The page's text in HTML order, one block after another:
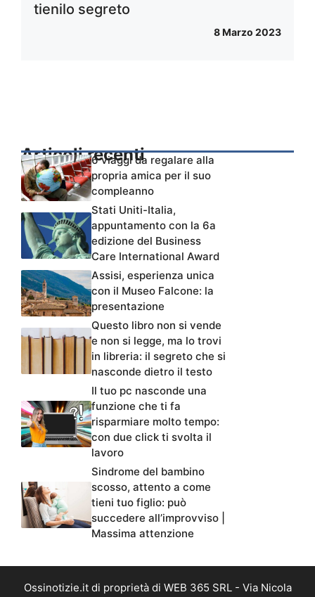
tienilo segreto
8 Marzo 2023
Articoli recenti6 viaggi da regalare alla
propria amica per il suo
compleanno
Stati Uniti-Italia,
appuntamento con la 6a
edizione del Business
Care International Award
Assisi, esperienza unica
con il Museo Falcone: la
presentazione
Questo libro non si vende
e non si legge, ma lo trovi
in libreria: il segreto che si
nasconde dietro il testo
Il tuo pc nasconde una
funzione che ti fa
risparmiare molto tempo:
con due click ti svolta il
lavoro
Sindrome del bambino
scosso, attento a come
tieni tuo figlio: può
succedere all’improvviso |
Massima attenzione
Ossinotizie.it di proprietà di WEB 365 SRL - Via Nicola